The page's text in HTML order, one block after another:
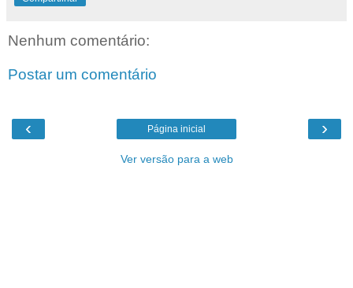
Nenhum comentário:
Postar um comentário
‹ ›
Página inicial
Ver versão para a web